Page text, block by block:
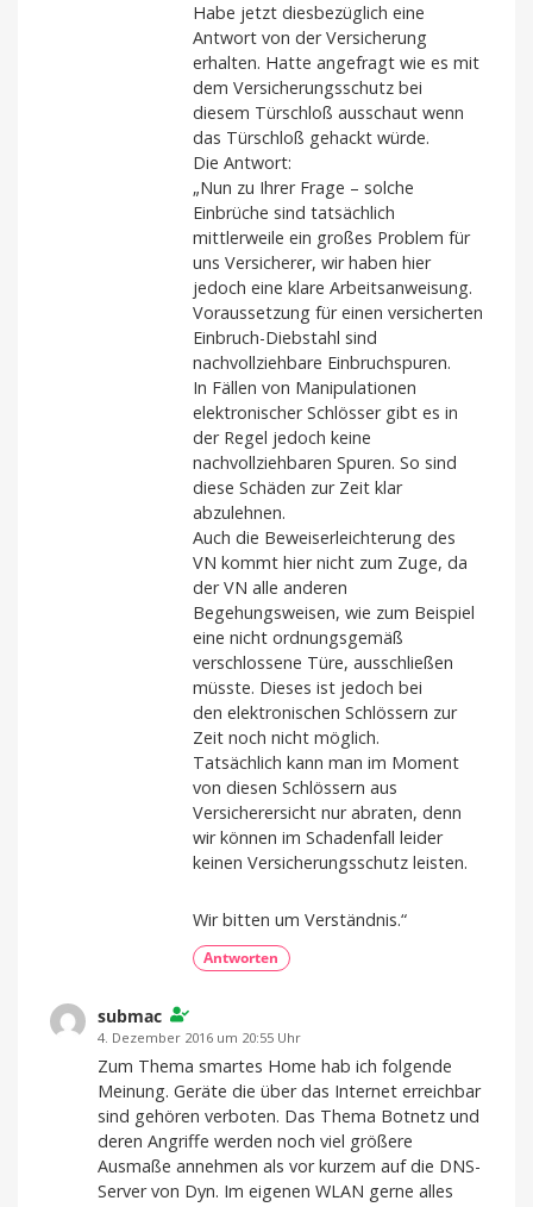
Habe jetzt diesbezüglich eine
Antwort von der Versicherung
erhalten. Hatte angefragt wie es mit
dem Versicherungsschutz bei
diesem Türschloß ausschaut wenn
das Türschloß gehackt würde.
Die Antwort:
„Nun zu Ihrer Frage – solche
Einbrüche sind tatsächlich
mittlerweile ein großes Problem für
uns Versicherer, wir haben hier
jedoch eine klare Arbeitsanweisung.
Voraussetzung für einen versicherten
Einbruch-Diebstahl sind
nachvollziehbare Einbruchspuren.
In Fällen von Manipulationen
elektronischer Schlösser gibt es in
der Regel jedoch keine
nachvollziehbaren Spuren. So sind
diese Schäden zur Zeit klar
abzulehnen.
Auch die Beweiserleichterung des
VN kommt hier nicht zum Zuge, da
der VN alle anderen
Begehungsweisen, wie zum Beispiel
eine nicht ordnungsgemäß
verschlossene Türe, ausschließen
müsste. Dieses ist jedoch bei
den elektronischen Schlössern zur
Zeit noch nicht möglich.
Tatsächlich kann man im Moment
von diesen Schlössern aus
Versicherersicht nur abraten, denn
wir können im Schadenfall leider
keinen Versicherungsschutz leisten.
Wir bitten um Verständnis.“
Antworten
submac
4. Dezember 2016 um 20:55 Uhr
Zum Thema smartes Home hab ich folgende
Meinung. Geräte die über das Internet erreichbar
sind gehören verboten. Das Thema Botnetz und
deren Angriffe werden noch viel größere
Ausmaße annehmen als vor kurzem auf die DNS-
Server von Dyn. Im eigenen WLAN gerne alles